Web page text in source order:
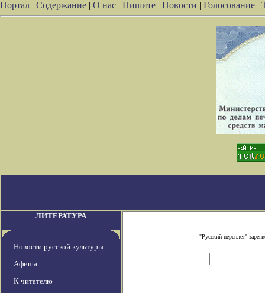
Портал | Содержание | О нас | Пишите | Новости | Голосование |
ЛИТЕРАТУРА
Новости русской культуры
Афиша
К читателю
"Русский переплет"